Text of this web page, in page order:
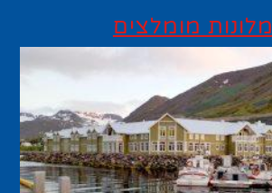
מלונות מומלצים